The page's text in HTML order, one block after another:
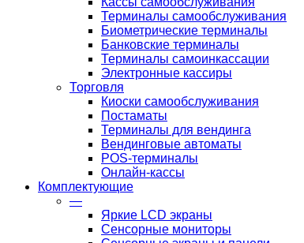
Терминалы самообслуживания
Биометрические терминалы
Банковские терминалы
Терминалы самоинкассации
Электронные кассиры
Торговля
Киоски самообслуживания
Постаматы
Терминалы для вендинга
Вендинговые автоматы
POS-терминалы
Онлайн-кассы
Комплектующие
—
Яркие LCD экраны
Сенсорные мониторы